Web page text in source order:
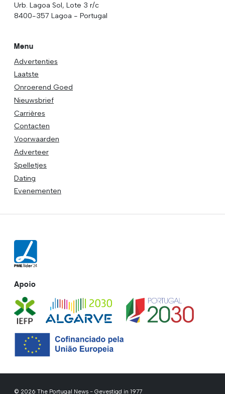
Urb. Lagoa Sol, Lote 3 r/c
8400-357 Lagoa - Portugal
Menu
Advertenties
Laatste
Onroerend Goed
Nieuwsbrief
Carrières
Contacten
Voorwaarden
Adverteer
Spelletjes
Dating
Evenementen
Apoio
© 2026 The Portugal News - Gevestigd in 1977